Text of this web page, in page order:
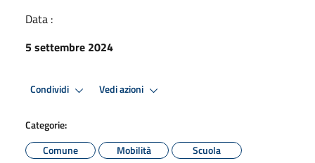
Data :
5 settembre 2024
Condividi Vedi azioni
Categorie:
Comune
Mobilità
Scuola